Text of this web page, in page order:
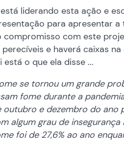
liderando esta ação e
para apresentar
com este
e haverá caixas
está o que ela disse ...
se tornou um grande
fome durante a
e dezembro do ano
algum grau de
foi de 27,6% ao ano